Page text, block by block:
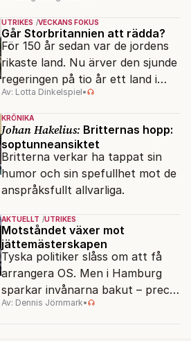
hela samhället – utan att rubba
den ryska statsidén?
UTRIKES VECKANS FOKUS
Går Storbritannien att rädda?
För 150 år sedan var de jordens
rikaste land. Nu ärver den sjunde
regeringen på tio år ett land i
politiskt och ekonomiskt kaos.
Av: Lotta Dinkelspiel•
KRÖNIKA
Johan Hakelius: Britternas hopp:
soptunneansiktet
Britterna verkar ha tappat sin
humor och sin spefullhet mot de
anspråksfullt allvarliga.
AKTUELLT UTRIKES
Motståndet växer mot
jättemästerskapen
Tyska politiker slåss om att få
arrangera OS. Men i Hamburg
sparkar invånarna bakut – precis
som de gjort tidigare i Paris,
Av: Dennis Jörnmark•